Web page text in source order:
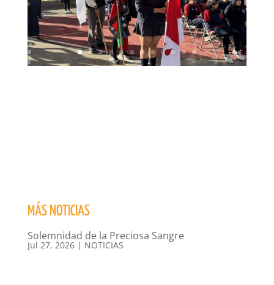
MÁS NOTICIAS
Solemnidad de la Preciosa Sangre
Jul 27, 2026| NOTICIAS